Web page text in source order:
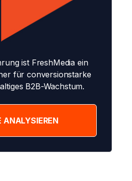
ist FreshMedia ein
für conversionstarke
B2B-Wachstum.
ANALYSIEREN